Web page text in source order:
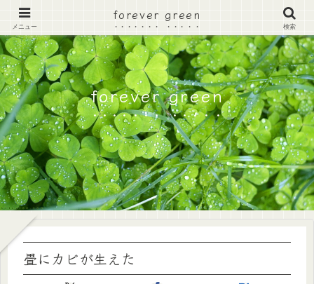
forever green
畳にカビが生えた
メニュー
forever green
検索